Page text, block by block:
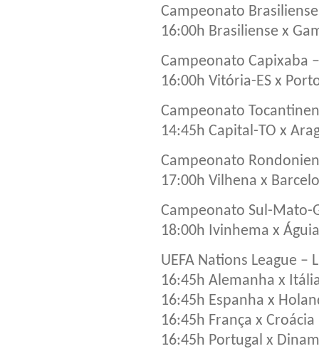
Campeonato
16:00h Brasiliense x
Campeonato Capixaba
16:00h Vitória-ES x
Campeonato
14:45h Capital-TO x
Campeonato
17:00h Vilhena x
Campeonato Sul-Mato-
18:00h Ivinhema x
UEFA Nations League –
16:45h Alemanha x
16:45h Espanha x
16:45h França x Croácia
16:45h Portugal x